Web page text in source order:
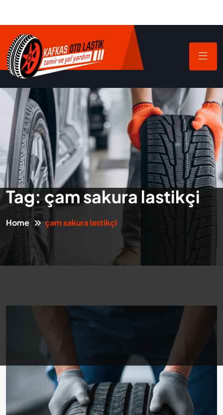
Tag:çam sakura lastikçi
Home çam sakura lastikçi